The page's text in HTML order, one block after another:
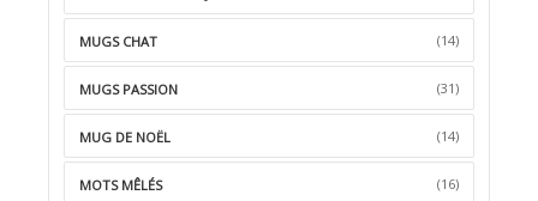
MUGS CHAT (14)
MUGS PASSION (31)
MUG DE NOËL (14)
MOTS MÊLÉS (16)